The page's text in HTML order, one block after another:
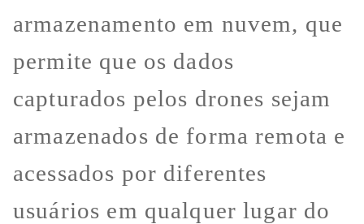
armazenamento em nuvem, que
permite que os dados
capturados pelos drones sejam
armazenados de forma remota e
acessados por diferentes
usuários em qualquer lugar do